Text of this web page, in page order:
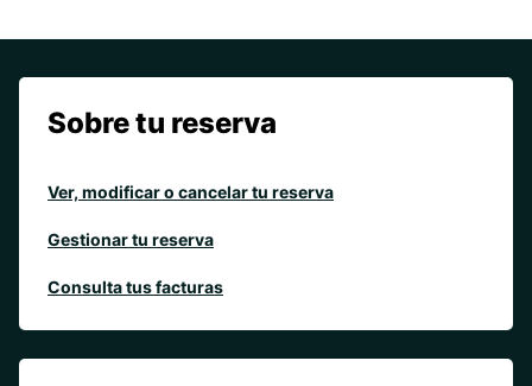
Sobre tu reserva
Ver, modificar o cancelar tu reserva
Gestionar tu reserva
Consulta tus facturas